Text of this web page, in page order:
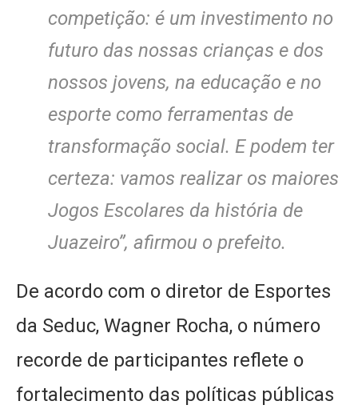
competição: é um investimento no
futuro das nossas crianças e dos
nossos jovens, na educação e no
esporte como ferramentas de
transformação social. E podem ter
certeza: vamos realizar os maiores
Jogos Escolares da história de
Juazeiro”, afirmou o prefeito.
De acordo com o diretor de Esportes
da Seduc, Wagner Rocha, o número
recorde de participantes reflete o
fortalecimento das políticas públicas